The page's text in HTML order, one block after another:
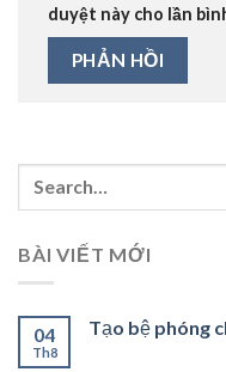
duyệt này cho lần
BÀI VIẾT MỚI
04
Th8
Tạo bệ phóng